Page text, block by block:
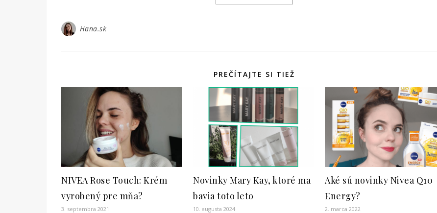
Hana.sk
PREČÍTAJTE SI TIEŽ
NIVEA Rose Touch: Krém
vyrobený pre mňa?
3. septembra 2021
Novinky Mary Kay, ktoré ma
bavia toto leto
10. augusta 2024
Aké sú novinky Nivea Q10
Energy?
2. marca 2022